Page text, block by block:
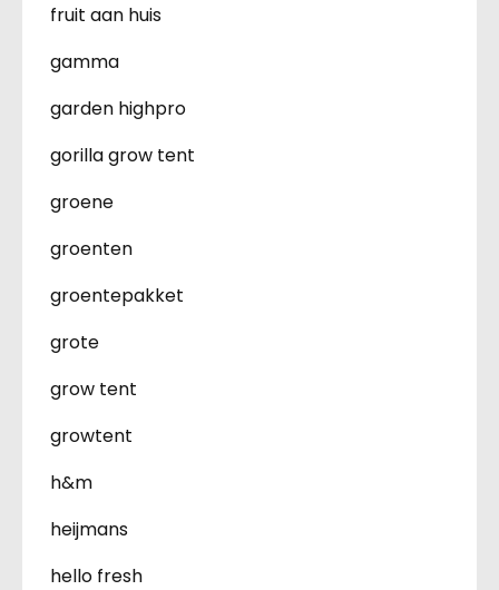
fruit aan huis
gamma
garden highpro
gorilla grow tent
groene
groenten
groentepakket
grote
grow tent
growtent
h&m
heijmans
hello fresh